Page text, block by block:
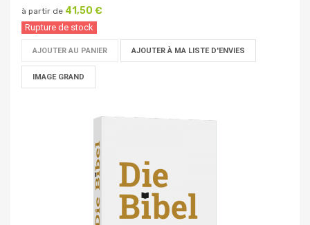
à partir de 41,50 €
Rupture de stock
AJOUTER AU PANIER AJOUTER À MA LISTE D'ENVIES
IMAGE GRAND